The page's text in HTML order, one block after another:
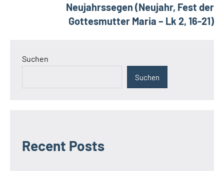
Neujahrssegen (Neujahr, Fest der
Gottesmutter Maria – Lk 2, 16-21)
Suchen
Suchen
Recent Posts